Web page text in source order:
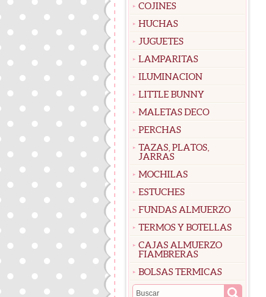
COJINES
HUCHAS
JUGUETES
LAMPARITAS
ILUMINACION
LITTLE BUNNY
MALETAS DECO
PERCHAS
TAZAS, PLATOS,
JARRAS
MOCHILAS
ESTUCHES
FUNDAS ALMUERZO
TERMOS Y BOTELLAS
CAJAS ALMUERZO
FIAMBRERAS
BOLSAS TERMICAS